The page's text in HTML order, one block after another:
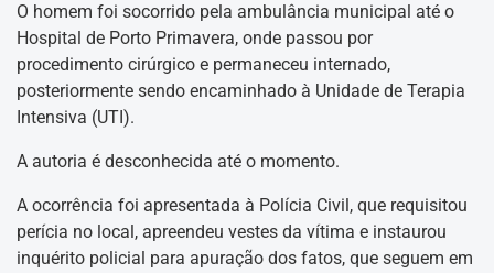
O homem foi socorrido pela ambulância municipal até o
Hospital de Porto Primavera, onde passou por
procedimento cirúrgico e permaneceu internado,
posteriormente sendo encaminhado à Unidade de Terapia
Intensiva (UTI).
A autoria é desconhecida até o momento.
A ocorrência foi apresentada à Polícia Civil, que requisitou
perícia no local, apreendeu vestes da vítima e instaurou
inquérito policial para apuração dos fatos, que seguem em